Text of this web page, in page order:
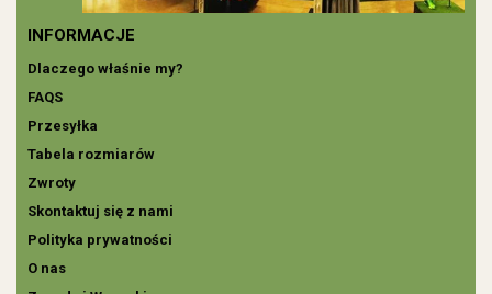
INFORMACJE
Dlaczego właśnie my?
FAQS
Przesyłka
Tabela rozmiarów
Zwroty
Skontaktuj się z nami
Polityka prywatności
O nas